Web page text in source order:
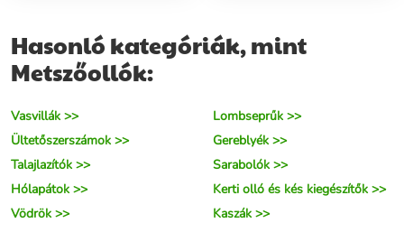
Hasonló kategóriák, mint
Metszőollók:
Vasvillák >>
Lombseprűk >>
Ültetőszerszámok >>
Gereblyék >>
Talajlazítók >>
Sarabolók >>
Hólapátok >>
Kerti olló és kés kiegészítők >>
Vödrök >>
Kaszák >>